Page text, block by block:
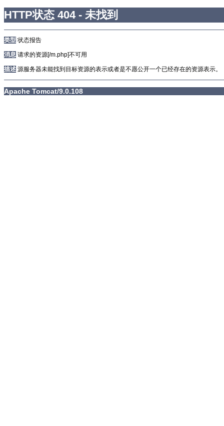
HTTP状态 404 - 未找到
类型 状态报告
消息 请求的资源[/m.php]不可用
描述 源服务器未能找到目标资源的表示或者是不愿公开一个已经存在的资源表示。
Apache Tomcat/9.0.108